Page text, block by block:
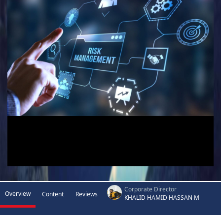
Overview Content Reviews
Corporate Director
KHALID HAMID HASSAN M